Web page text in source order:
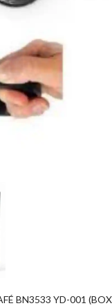
BN3533 YD-001 (BOX